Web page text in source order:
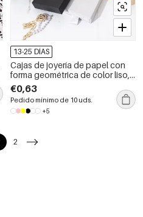
13-25 DÍAS
Cajas de joyería de papel con
forma geométrica de color liso,
serie sencilla, para uso diario.
€0,63
Pedido mínimo de 10 uds.
+5
2